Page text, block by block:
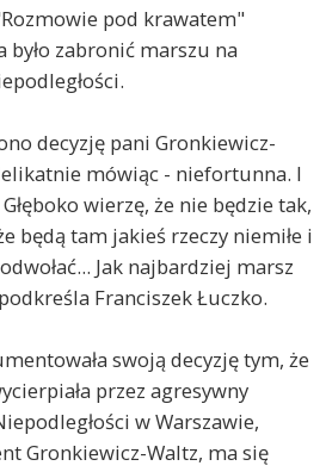
pod krawatem"
było zabronić marszu na
decyzję pani Gronkiewicz-
mówiąc - niefortunna. I
wierzę, że nie będzie tak,
będą tam jakieś rzeczy niemiłe i
Jak najbardziej marsz
Franciszek Łuczko.
swoją decyzję tym, że
przez agresywny
w Warszawie,
Gronkiewicz-Waltz, ma się
11-09, godz. 11:24
ktokolwiek mówi, że Warszawa już
przez agresywny nacjonalizm, to
chęć zorganizowania
100-lecie odzyskania
niepodległości, do ludzi, którzy rzucali
o ścianę i wymordowali miliony osób
gazowych, nadają się chyba do